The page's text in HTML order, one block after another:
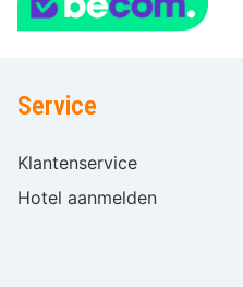
Service
Klantenservice
Hotel aanmelden